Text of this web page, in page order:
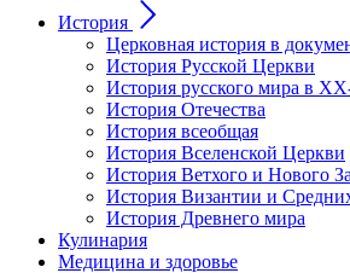
История
Церковная история в
История Русской Церкви
История русского мира в
История Отечества
История всеобщая
История Вселенской Церкви
История Ветхого и Нового
История Византии и
История Древнего мира
Кулинария
Медицина и здоровье